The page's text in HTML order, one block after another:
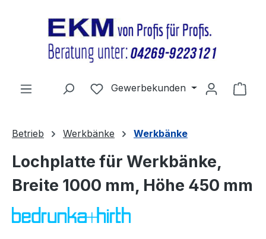
Du hast 0 Produkte auf dem
Gewerbekunden
Betrieb Werkbänke Werkbänke
Lochplatte für Werkbänke,
Breite 1000 mm, Höhe 450 mm